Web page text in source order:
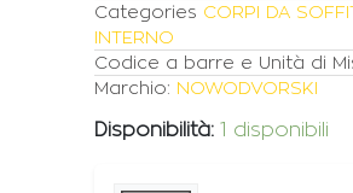
Categories CORPI DA
INTERNO
Codice a barre e Unità di
Marchio: NOWODVORSKI
Disponibilità: 1 disponibili